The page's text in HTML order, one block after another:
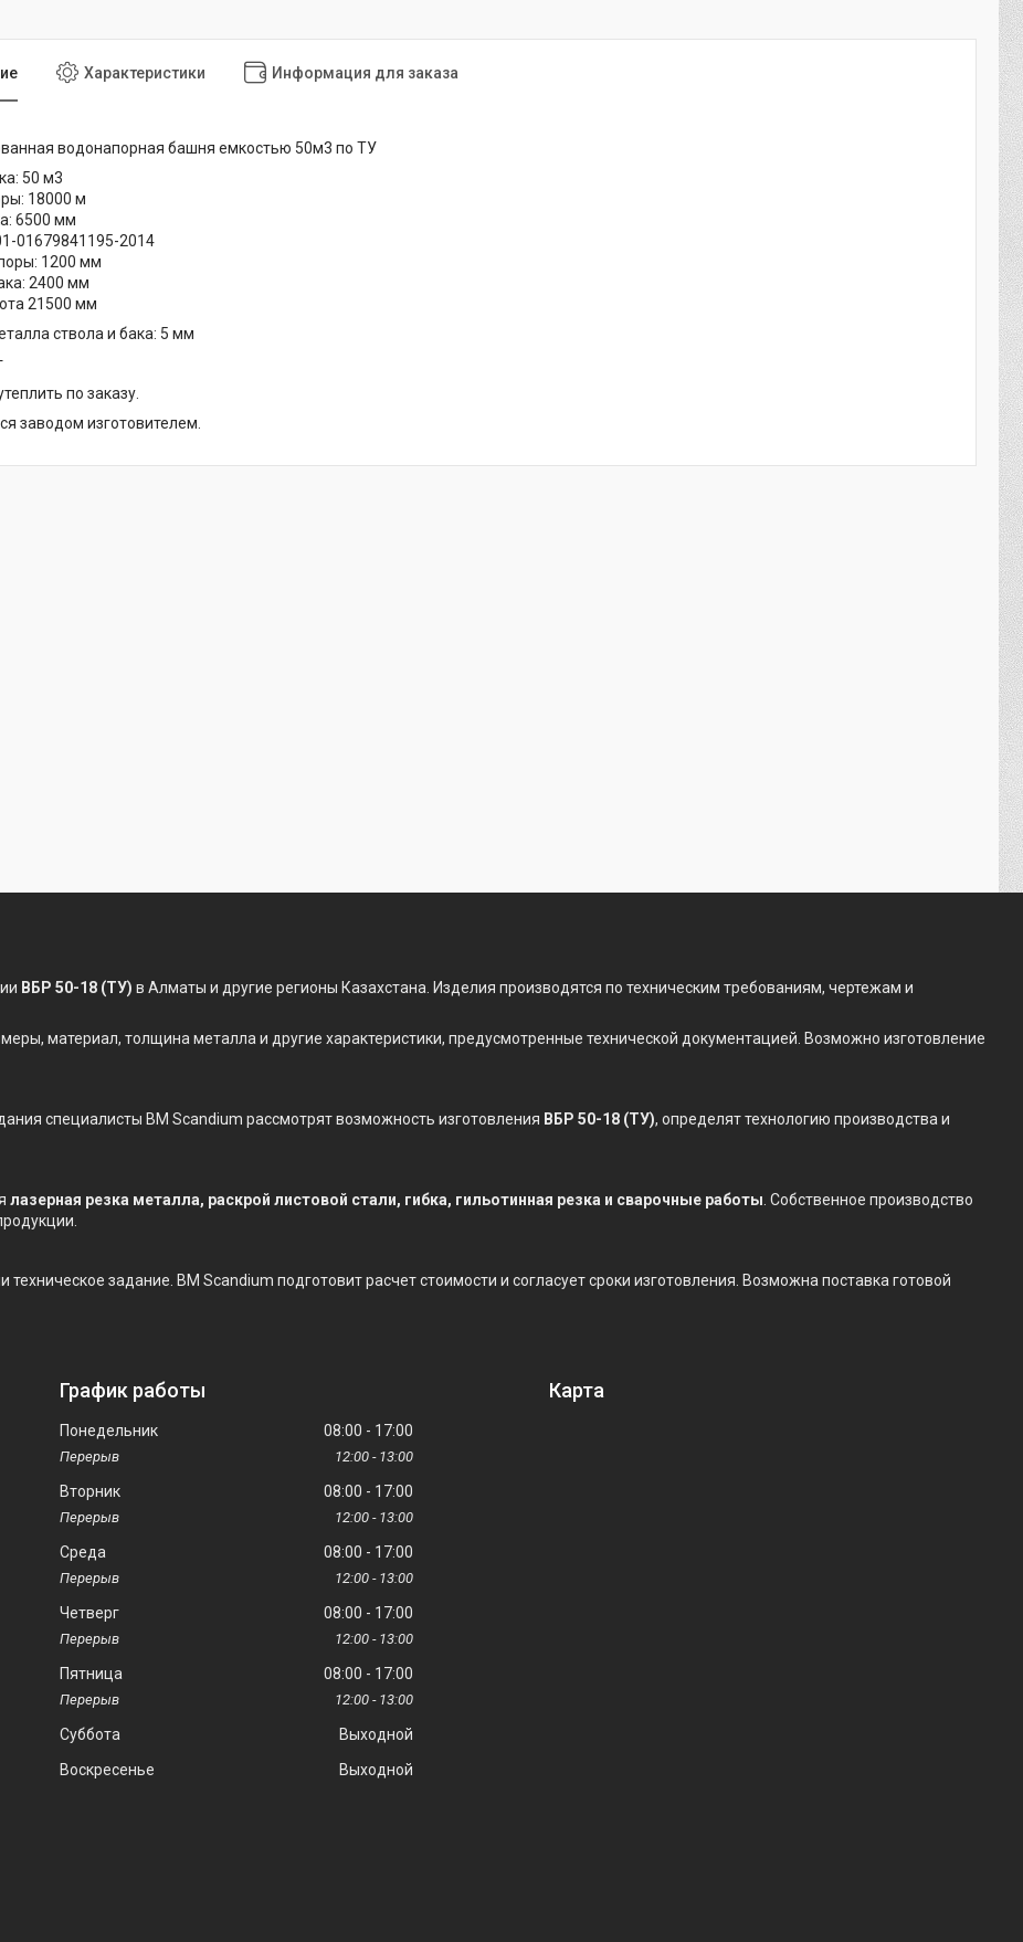
Характеристики Информация для заказа
водонапорная башня емкостью 50м3 по ТУ
50 м3
18000 м
6500 мм
01679841195-2014
1200 мм
2400 мм
21500 мм
ствола и бака: 5 мм
по заказу.
заводом изготовителем.
ВБР 50-18 (ТУ) в Алматы и другие регионы Казахстана. Изделия производятся по техническим требованиям, чертежам и
материал, толщина металла и другие характеристики, предусмотренные технической документацией. Возможно изготовление
специалисты BM Scandium рассмотрят возможность изготовления ВБР 50-18 (ТУ), определят технологию производства и
лазерная резка металла, раскрой листовой стали, гибка, гильотинная резка и сварочные работы . Собственное производство
техническое задание. BM Scandium подготовит расчет стоимости и согласует сроки изготовления. Возможна поставка готовой
График работы
Понедельник 08:00 17:00
12:00 13:00
Вторник 08:00 17:00
12:00 13:00
Среда 08:00 17:00
12:00 13:00
Четверг 08:00 17:00
12:00 13:00
Пятница 08:00 17:00
12:00 13:00
Суббота
Выходной
Воскресенье
Выходной
Карта